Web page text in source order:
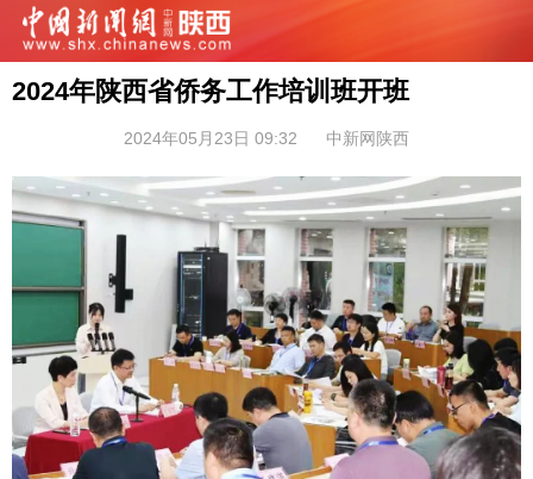
2024年陕西省侨务工作培训班开班
2024年05月23日 09:32 中新网陕西